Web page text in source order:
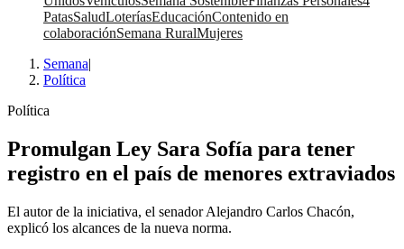
PatasSaludLoteríasEducaciónContenido en
colaboraciónSemana RuralMujeres
Semana|
Política
Política
Promulgan Ley Sara Sofía para tener
registro en el país de menores extraviados
El autor de la iniciativa, el senador Alejandro Carlos Chacón,
explicó los alcances de la nueva norma.